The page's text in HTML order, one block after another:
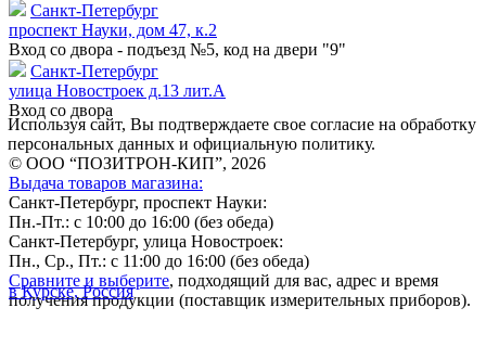
Санкт-Петербург
проспект Науки, дом 47, к.2
Вход со двора - подъезд №5, код на двери "9"
Санкт-Петербург
улица Новостроек д.13 лит.А
Вход со двора
Используя сайт, Вы подтверждаете свое согласие на обработку
персональных данных и официальную политику.
© ООО “ПОЗИТРОН-КИП”, 2026
Выдача товаров магазина:
Санкт-Петербург, проспект Науки:
Пн.-Пт.: с 10:00 до 16:00 (без обеда)
Санкт-Петербург, улица Новостроек:
Пн., Ср., Пт.: с 11:00 до 16:00 (без обеда)
Сравните и выберите, подходящий для вас, адрес и время
получения продукции (поставщик измерительных приборов).
в Курске, Россия